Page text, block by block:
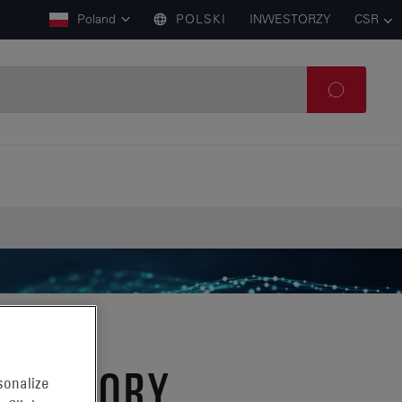
Poland POLSKI INWESTORZY CSR